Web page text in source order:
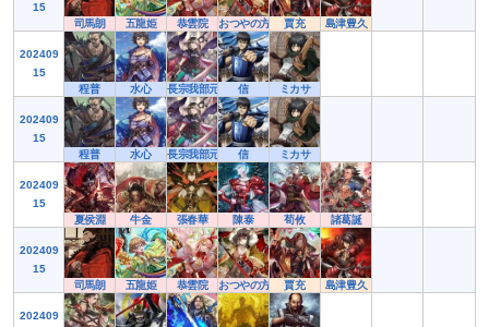
15
司馬朗
五龍姫 恭雲院 おつやの方 賈充 島津豊久
202409
15
程普
水心 長宗我部元親 信 ミカサ
202409
15
程普
水心 長宗我部元親 信 ミカサ
202409
15
夏侯淵
牛金 張春華 陳泰 荀攸 諸葛誕
202409
15
司馬朗
五龍姫 恭雲院 おつやの方 賈充 島津豊久
202409